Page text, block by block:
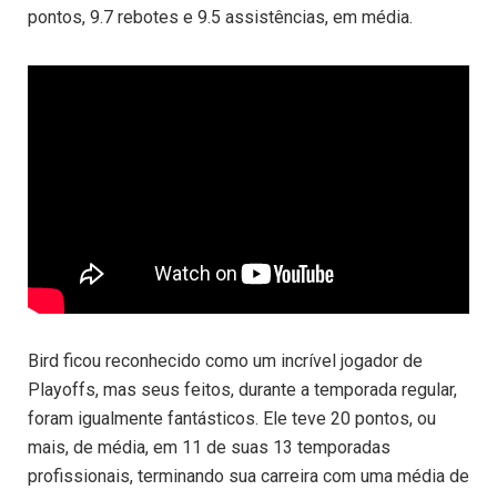
pontos, 9.7 rebotes e 9.5 assistências, em média.
Bird ficou reconhecido como um incrível jogador de
Playoffs, mas seus feitos, durante a temporada regular,
foram igualmente fantásticos. Ele teve 20 pontos, ou
mais, de média, em 11 de suas 13 temporadas
profissionais, terminando sua carreira com uma média de